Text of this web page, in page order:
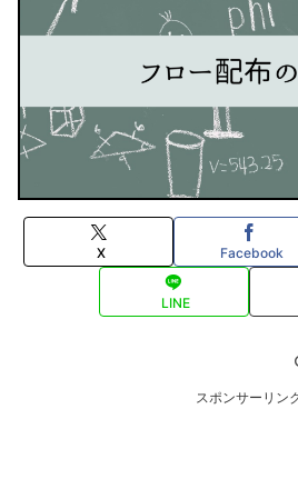
X Facebook
LINE
スポンサーリン